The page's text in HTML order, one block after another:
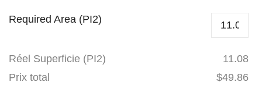
Required Area (PI2)
Réel Superficie (PI2)
11.08
Prix total
$49.86